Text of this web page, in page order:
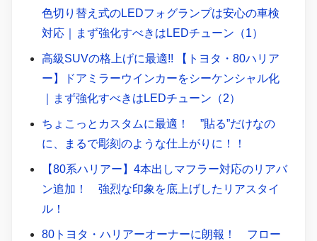
色切り替え式のLEDフォグランプは安心の車検
対応｜まず強化すべきはLEDチューン（1）
高級SUVの格上げに最適!! 【トヨタ・80ハリア
ー】ドアミラーウインカーをシーケンシャル化
｜まず強化すべきはLEDチューン（2）
ちょこっとカスタムに最適！ ”貼る”だけなの
に、まるで彫刻のような仕上がりに！！
【80系ハリアー】4本出しマフラー対応のリアバ
ン追加！ 強烈な印象を底上げしたリアスタイ
ル！
80トヨタ・ハリアーオーナーに朗報！ フロー